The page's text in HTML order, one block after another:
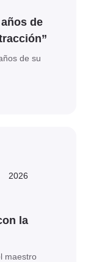
de
de su
2026
la
maestro